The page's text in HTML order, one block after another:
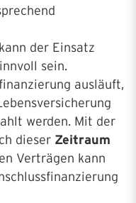
kann der Einsatz
sein.
ausläuft,
werden. Mit der
dieser Zeitraum
Verträgen kann